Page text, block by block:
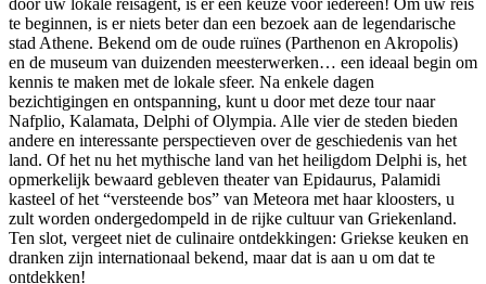
door uw lokale reisagent, is er een keuze voor iedereen! Om uw reis
te beginnen, is er niets beter dan een bezoek aan de legendarische
stad Athene. Bekend om de oude ruïnes (Parthenon en Akropolis)
en de museum van duizenden meesterwerken… een ideaal begin om
kennis te maken met de lokale sfeer. Na enkele dagen
bezichtigingen en ontspanning, kunt u door met deze tour naar
Nafplio, Kalamata, Delphi of Olympia. Alle vier de steden bieden
andere en interessante perspectieven over de geschiedenis van het
land. Of het nu het mythische land van het heiligdom Delphi is, het
opmerkelijk bewaard gebleven theater van Epidaurus, Palamidi
kasteel of het “versteende bos” van Meteora met haar kloosters, u
zult worden ondergedompeld in de rijke cultuur van Griekenland.
Ten slot, vergeet niet de culinaire ontdekkingen: Griekse keuken en
dranken zijn internationaal bekend, maar dat is aan u om dat te
ontdekken!